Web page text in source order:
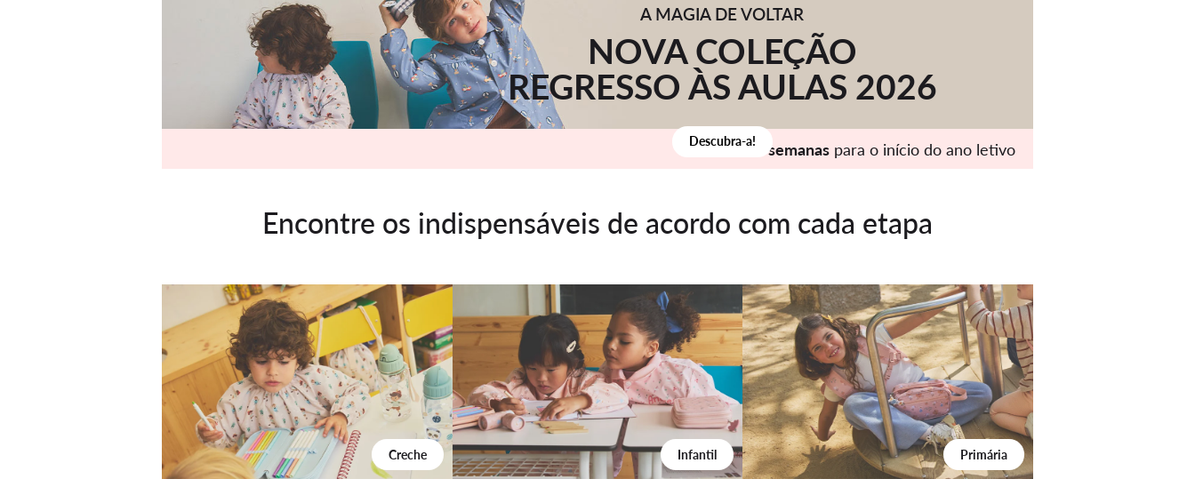
A MAGIA DE VOLTAR
NOVA COLEÇÃO
REGRESSO ÀS AULAS 2026
Descubra-a!
Faltam 5 semanas para o início do ano letivo
Encontre os indispensáveis de acordo com cada etapa
Creche Infantil Primária